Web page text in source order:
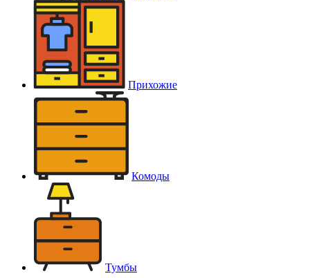
Прихожие
Комоды
Тумбы